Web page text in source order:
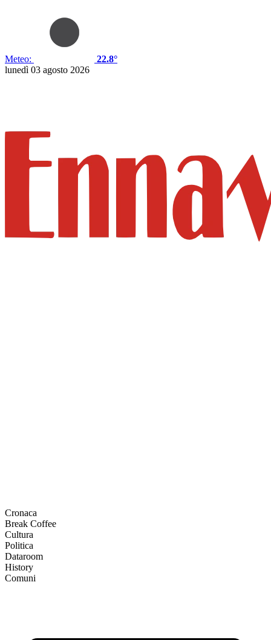
Meteo:
22.8°
lunedì 03 agosto 2026
Cronaca
Break Coffee
Cultura
Politica
Dataroom
History
Comuni